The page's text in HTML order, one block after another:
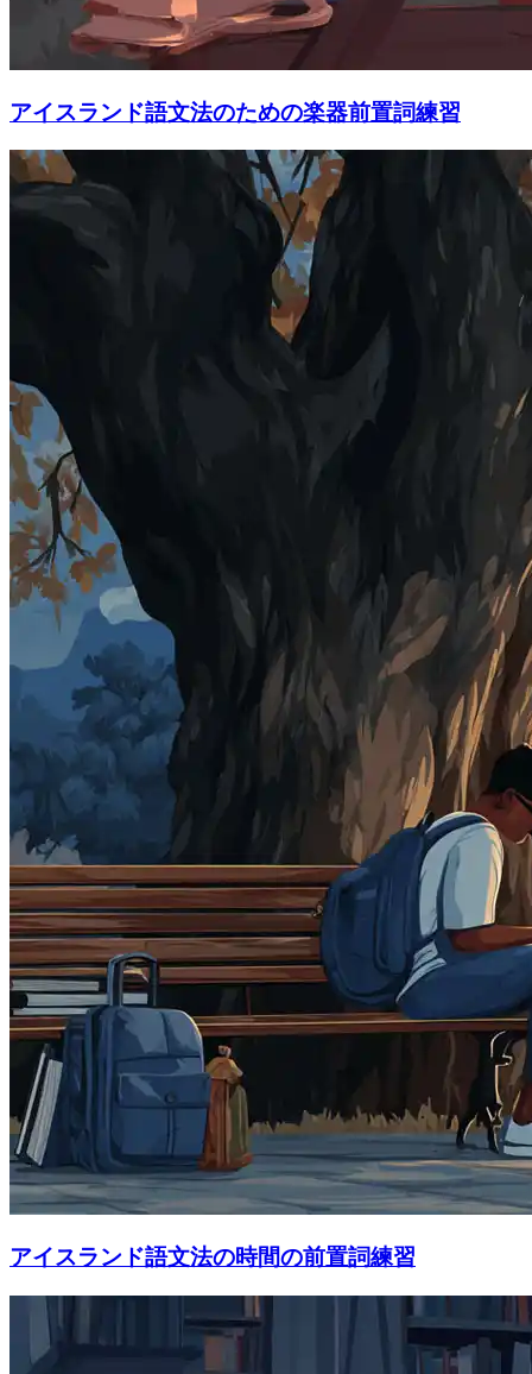
アイスランド語文法のための楽器前置詞練習
アイスランド語文法の時間の前置詞練習